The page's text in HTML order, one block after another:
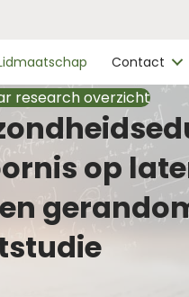
Contact
research overzicht
op